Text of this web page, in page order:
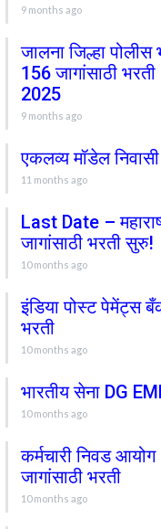
9 months ago
जालना जिल्हा
156 जागांसाठी
2025
9 months ago
एकलव्य मॉडेल
11 months ago
Last Date –
जागांसाठी भरती सुरु!
10 months ago
इंडिया पोस्ट पेमेंट्स
भरती
10 months ago
भारतीय सेना DG
10 months ago
कर्मचारी निवड
जागांसाठी भरती
10 months ago